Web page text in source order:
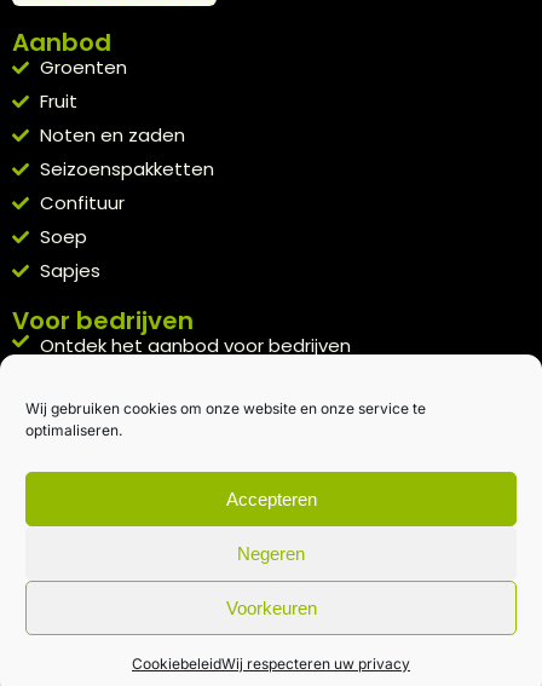
Wij gebruiken cookies om onze website en onze service te
optimaliseren.
Accepteren
Negeren
Voorkeuren
CookiebeleidWij respecteren uw privacy
Aanbod
Groenten
Fruit
Noten en zaden
Seizoenspakketten
Confituur
Soep
Sapjes
Voor bedrijven
Ontdek het aanbod voor bedrijven
Kennismakingspakket aanvragen
Blijft op de hoogte
Rechtstreeks van het veld naar je inbox.
Inschrijven nieuwsbrief
Algemene voorwaarden|Privacybeleid| gemaakt met door
creativitijd